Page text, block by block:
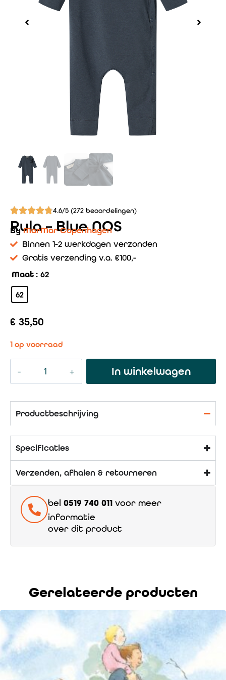
4.6/5 (272 beoordelingen)
Rula – Blue NOS
ByMarMar Copenhagen
Binnen 1-2 werkdagen verzonden
Gratis verzending v.a. €100,-
Maat : 62
62
€ 35,50
1 op voorraad
In winkelwagen
Productbeschrijving
Specificaties
Verzenden, afhalen & retourneren
bel 0519 740 011 voor meer
informatie
over dit product
Gerelateerde producten